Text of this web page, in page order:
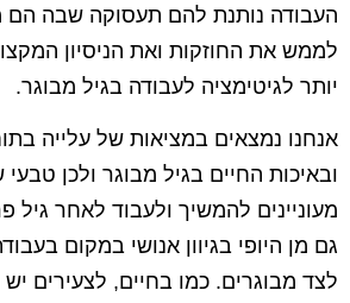
העבודה נותנת להם תעסוקה שבה הם
לממש את החוזקות ואת הניסיון
יותר לגיטימציה לעבודה בגיל מבוגר.
אנחנו נמצאים במציאות של עלייה
ובאיכות החיים בגיל מבוגר ולכן טבעי
מעוניינים להמשיך ולעבוד לאחר גיל
גם מן היופי בגיוון אנושי במקום
לצד מבוגרים. כמו בחיים, לצעירים